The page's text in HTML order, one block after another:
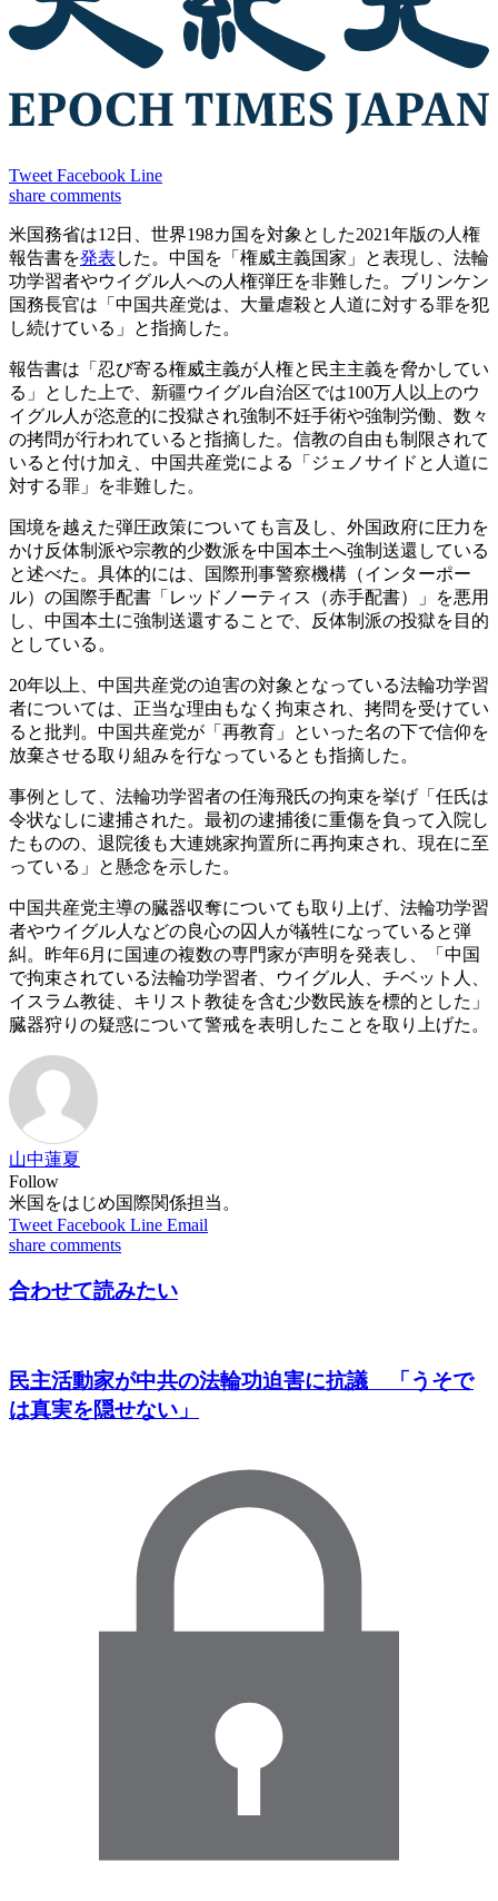
Tweet Facebook Line
share comments
米国務省は12日、世界198カ国を対象とした2021年版の人権
報告書を発表 した。中国を「権威主義国家」と表現し、法輪
功学習者やウイグル人への人権弾圧を非難した。ブリンケン
国務長官は「中国共産党は、大量虐殺と人道に対する罪を犯
し続けている」と指摘した。
報告書は「忍び寄る権威主義が人権と民主主義を脅かしてい
る」とした上で、新疆ウイグル自治区では100万人以上のウ
イグル人が恣意的に投獄され強制不妊手術や強制労働、数々
の拷問が行われていると指摘した。信教の自由も制限されて
いると付け加え、中国共産党による「ジェノサイドと人道に
対する罪」を非難した。
国境を越えた弾圧政策についても言及し、外国政府に圧力を
かけ反体制派や宗教的少数派を中国本土へ強制送還している
と述べた。具体的には、国際刑事警察機構（インターポー
ル）の国際手配書「レッドノーティス（赤手配書）」を悪用
し、中国本土に強制送還することで、反体制派の投獄を目的
としている。
20年以上、中国共産党の迫害の対象となっている法輪功学習
者については、正当な理由もなく拘束され、拷問を受けてい
ると批判。中国共産党が「再教育」といった名の下で信仰を
放棄させる取り組みを行なっているとも指摘した。
事例として、法輪功学習者の任海飛氏の拘束を挙げ「任氏は
令状なしに逮捕された。最初の逮捕後に重傷を負って入院し
たものの、退院後も大連姚家拘置所に再拘束され、現在に至
っている」と懸念を示した。
中国共産党主導の臓器収奪についても取り上げ、法輪功学習
者やウイグル人などの良心の囚人が犠牲になっていると弾
糾。昨年6月に国連の複数の専門家が声明を発表し、「中国
で拘束されている法輪功学習者、ウイグル人、チベット人、
イスラム教徒、キリスト教徒を含む少数民族を標的とした」
臓器狩りの疑惑について警戒を表明したことを取り上げた。
山中蓮夏
Follow
米国をはじめ国際関係担当。
Tweet Facebook Line Email
share comments
合わせて読みたい
民主活動家が中共の法輪功迫害に抗議 「うそで
は真実を隠せない」